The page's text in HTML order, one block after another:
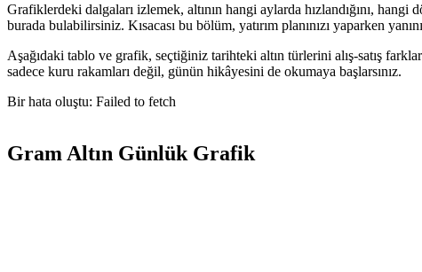
Grafiklerdeki dalgaları izlemek, altının hangi aylarda hızlandığını, hangi
burada bulabilirsiniz. Kısacası bu bölüm, yatırım planınızı yaparken
Aşağıdaki tablo ve grafik, seçtiğiniz tarihteki altın türlerini alış-satış
sadece kuru rakamları değil, günün hikâyesini de okumaya başlarsınız.
Bir hata oluştu: Failed to fetch
Gram Altın Günlük Grafik